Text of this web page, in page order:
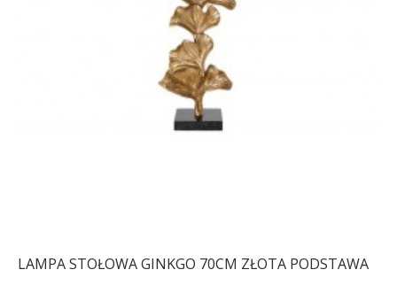
LAMPA STOŁOWA GINKGO 70CM ZŁOTA PODSTAWA